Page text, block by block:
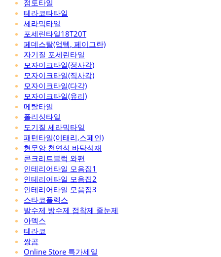
점토타일
테라코타타일
세라믹타일
포세린타일18T20T
페데스탈(업텍, 페이그란)
자기질 포세린타일
모자이크타일(정사각)
모자이크타일(직사각)
모자이크타일(다각)
모자이크타일(유리)
메탈타일
폴리싱타일
도기질 세라믹타일
패턴타일(이태리,스페인)
현무암 천연석 바닥석재
콘크리트블럭 와편
인테리어타일 모음집1
인테리어타일 모음집2
인테리어타일 모음집3
스타코플렉스
발수제 방수제 접착제 줄눈제
아덱스
테라코
쌍곰
Online Store 특가세일